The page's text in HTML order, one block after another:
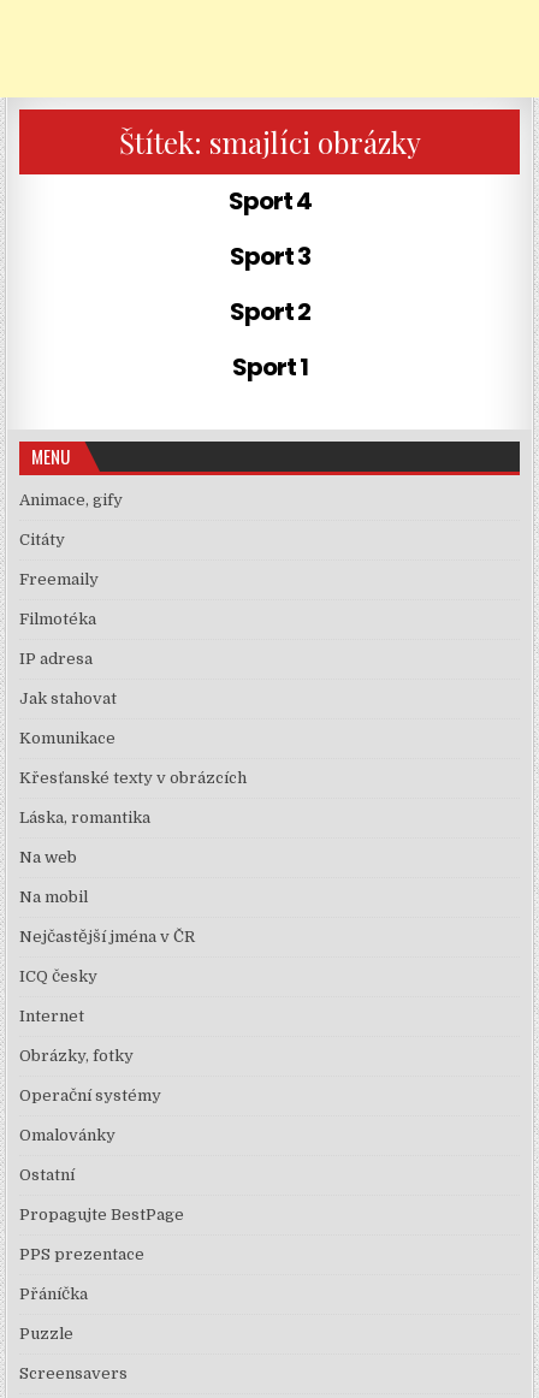
Štítek: smajlíci obrázky
Sport 4
Sport 3
Sport 2
Sport 1
MENU
Animace, gify
Citáty
Freemaily
Filmotéka
IP adresa
Jak stahovat
Komunikace
Křesťanské texty v obrázcích
Láska, romantika
Na web
Na mobil
Nejčastější jména v ČR
ICQ česky
Internet
Obrázky, fotky
Operační systémy
Omalovánky
Ostatní
Propagujte BestPage
PPS prezentace
Přáníčka
Puzzle
Screensavers